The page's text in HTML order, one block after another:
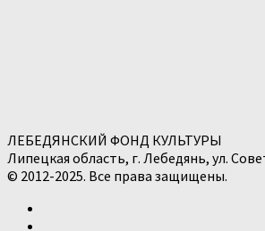
ЛЕБЕДЯНСКИЙ ФОНД КУЛЬТУРЫ
Липецкая область, г. Лебедянь, ул.
© 2012-2025. Все права защищены.